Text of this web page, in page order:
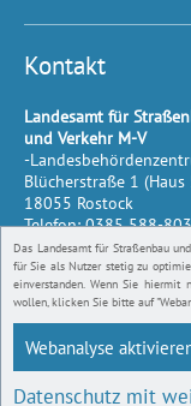
Das Landesamt für Straßenbau
für Sie als Nutzer stetig zu
einverstanden. Wenn Sie hiermit
wollen, klicken Sie bitte auf
Webanalyse
Datenschutz mit
Kontakt
Landesamt für
und Verkehr M-V
-
Blücherstraße 1 (Haus
18055 Rostock
Telefon:0385 588-
Telefax:0385 588-
E-Mail:
lsmv@sbv.mv-